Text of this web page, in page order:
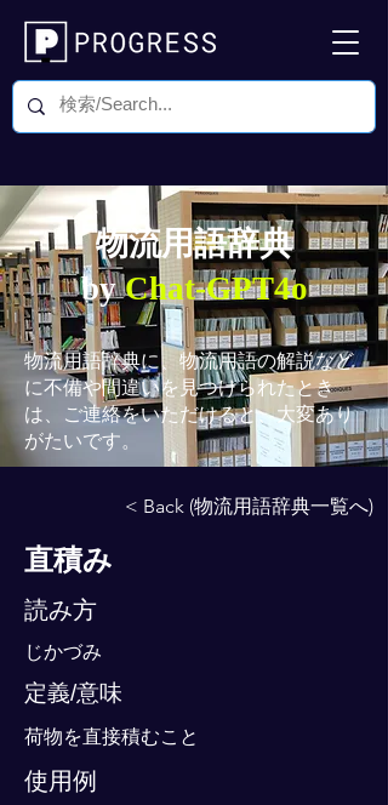
物流用語辞典
byChat-GPT4o
物流用語辞典に、物流用語の解説など
に不備や間違いを見つけられたとき
は、ご連絡をいただけると、大変あり
がたいです。
< Back (物流用語辞典一覧へ)
直積み
読み方
じかづみ
定義/意味
荷物を直接積むこと
使用例